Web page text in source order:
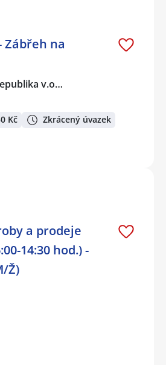
Zábřeh na
v.o…
Kč Zkrácený úvazek
a prodeje
14:30 hod.) -
Ž)